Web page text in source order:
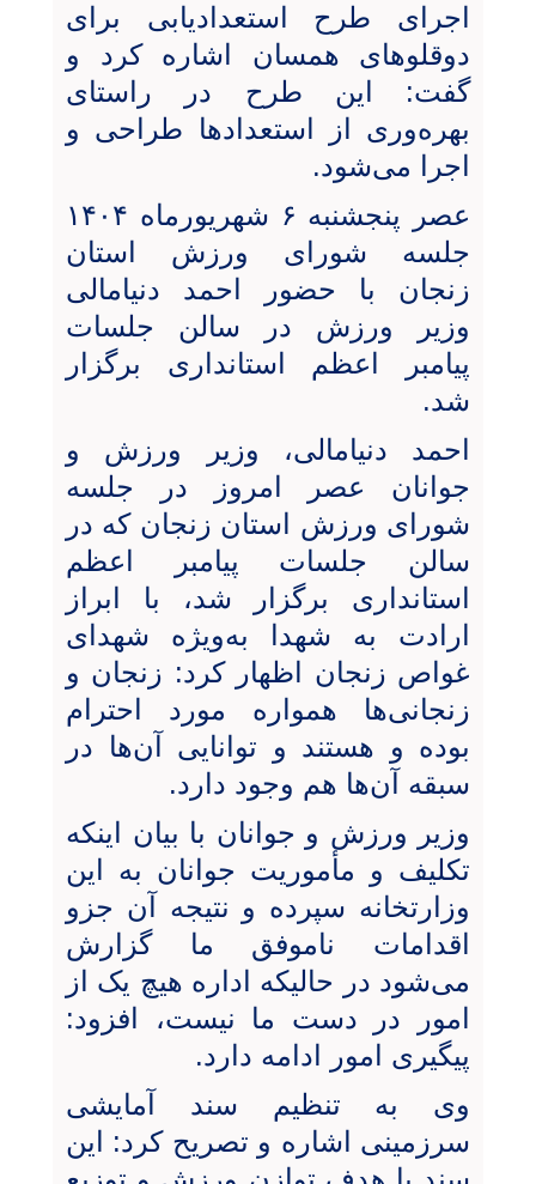
اجرای طرح استعدادیابی برای
دوقلوهای همسان اشاره کرد و
گفت: این طرح در راستای
بهره‌وری از استعدادها طراحی و
اجرا می‌شود.
عصر پنجشنبه ۶ شهریورماه ۱۴۰۴
جلسه شورای ورزش استان
زنجان با حضور احمد دنیامالی
وزیر ورزش در سالن جلسات
پیامبر اعظم استانداری برگزار
شد.
احمد دنیامالی، وزیر ورزش و
جوانان عصر امروز در جلسه
شورای ورزش استان زنجان که در
سالن جلسات پیامبر اعظم
استانداری برگزار شد، با ابراز
ارادت به شهدا به‌ویژه شهدای
غواص زنجان اظهار کرد: زنجان و
زنجانی‌ها همواره مورد احترام
بوده و هستند و توانایی آن‌ها در
سبقه آن‌ها هم وجود دارد.
وزیر ورزش و جوانان با بیان اینکه
تکلیف و مأموریت جوانان به این
وزارتخانه سپرده و نتیجه آن جزو
اقدامات ناموفق ما گزارش
می‌شود در حالیکه اداره هیچ یک از
امور در دست ما نیست، افزود:
پیگیری امور ادامه دارد.
وی به تنظیم سند آمایشی
سرزمینی اشاره و تصریح کرد: این